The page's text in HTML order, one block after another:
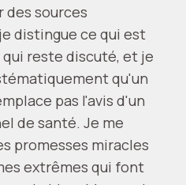
des sources
distingue ce qui est
reste discuté, et je
qu'un
pas l'avis d'un
de santé. Je me
promesses miracles
extrêmes qui font